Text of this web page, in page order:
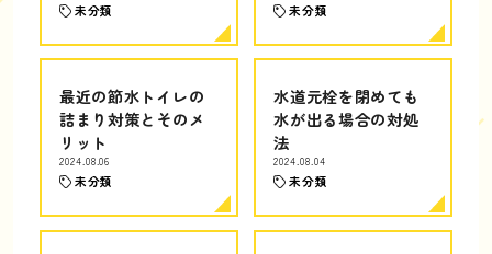
未分類 未分類
最近の節水トイレの
詰まり対策とそのメ
リット
2024.08.06
未分類
水道元栓を閉めても
水が出る場合の対処
法
2024.08.04
未分類